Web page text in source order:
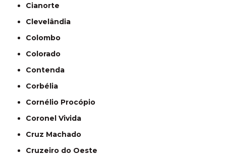
Cianorte
Clevelândia
Colombo
Colorado
Contenda
Corbélia
Cornélio Procópio
Coronel Vivida
Cruz Machado
Cruzeiro do Oeste